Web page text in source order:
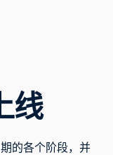
线
的各个阶段，并